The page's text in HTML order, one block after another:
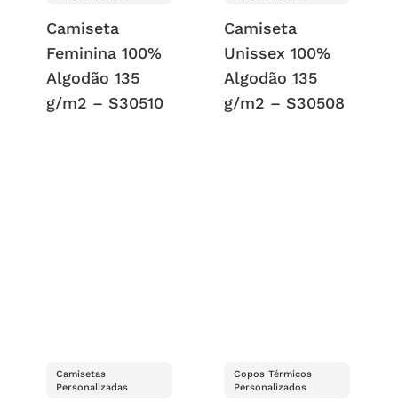
Camiseta
Feminina 100%
Algodão 135
g/m2 – S30510
Camiseta
Unissex 100%
Algodão 135
g/m2 – S30508
Camisetas
Personalizadas
Copos Térmicos
Personalizados